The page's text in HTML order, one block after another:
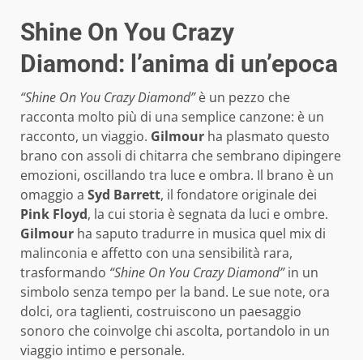
Shine On You Crazy
Diamond: l’anima di un’epoca
“Shine On You Crazy Diamond”è un pezzo che
racconta molto più di una semplice canzone: è un
racconto, un viaggio. Gilmour ha plasmato questo
brano con assoli di chitarra che sembrano dipingere
emozioni, oscillando tra luce e ombra. Il brano è un
omaggio a Syd Barrett, il fondatore originale dei
Pink Floyd, la cui storia è segnata da luci e ombre.
Gilmour ha saputo tradurre in musica quel mix di
malinconia e affetto con una sensibilità rara,
trasformando “Shine On You Crazy Diamond”in un
simbolo senza tempo per la band. Le sue note, ora
dolci, ora taglienti, costruiscono un paesaggio
sonoro che coinvolge chi ascolta, portandolo in un
viaggio intimo e personale.